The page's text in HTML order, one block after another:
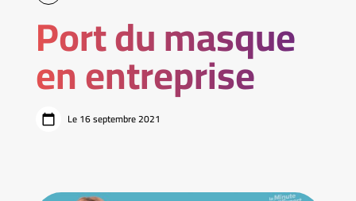
Port du masque
en entreprise
Le 16 septembre 2021